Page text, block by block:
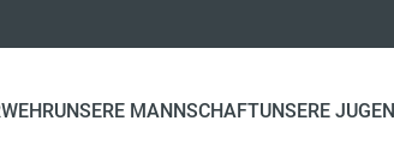
UNSERE MANNSCHAFTUNSERE